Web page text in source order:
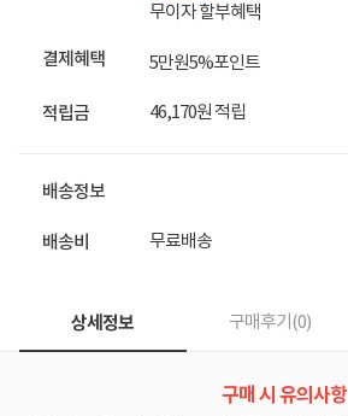
무이자 할부혜택
결제혜택 5만원5%포인트
적립금 46,170원 적립
배송정보
배송비 무료배송
상세정보 구매후기(0)
구매 시 유의사항